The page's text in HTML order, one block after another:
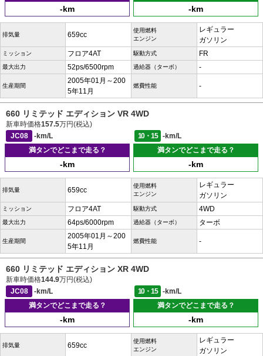
-km -km
排気量 659cc
使用燃料
エンジン
レギュラー
ガソリン
ミッション フロア4AT 駆動方式 FR
最大出力 52ps/6500rpm 過給器（ターボ） -
生産期間
2005年01月～200
5年11月
燃費性能 -
660 リミテッド エディション VR 4WD
新車時価格157.5万円(税込)
JC08
-km/L 10・15
-km/L
満タンでどこまで走る？
-km
満タンでどこまで走る？
-km
排気量 659cc
使用燃料
エンジン
レギュラー
ガソリン
ミッション フロア4AT 駆動方式 4WD
最大出力 64ps/6000rpm 過給器（ターボ） ターボ
生産期間
2005年01月～200
5年11月
燃費性能 -
660 リミテッド エディション XR 4WD
新車時価格144.9万円(税込)
JC08
-km/L 10・15
-km/L
満タンでどこまで走る？
-km
満タンでどこまで走る？
-km
排気量 659cc
使用燃料
エンジン
レギュラー
ガソリン